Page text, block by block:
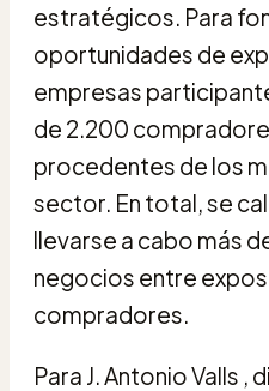
estratégicos. Para
oportunidades de
empresas
de 2.200
procedentes de los
sector. En total, se
llevarse a cabo más
negocios entre
compradores.
Para J. Antonio Valls